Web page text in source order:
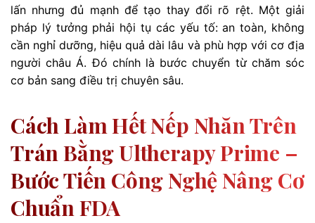
lấn nhưng đủ mạnh để tạo thay đổi rõ rệt. Một giải
pháp lý tưởng phải hội tụ các yếu tố: an toàn, không
cần nghỉ dưỡng, hiệu quả dài lâu và phù hợp với cơ địa
người châu Á. Đó chính là bước chuyển từ chăm sóc
cơ bản sang điều trị chuyên sâu.
Cách Làm Hết Nếp Nhăn Trên
Trán Bằng Ultherapy Prime –
Bước Tiến Công Nghệ Nâng Cơ
Chuẩn FDA